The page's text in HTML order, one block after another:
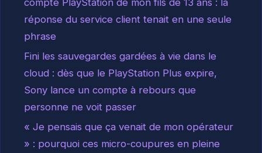
compte PlayStation de mon fils de 13 ans : la
réponse du service client tenait en une seule
phrase
Fini les sauvegardes gardées à vie dans le
cloud : dès que le PlayStation Plus expire,
Sony lance un compte à rebours que
personne ne voit passer
« Je pensais que ça venait de mon opérateur
» : pourquoi ces micro-coupures en pleine